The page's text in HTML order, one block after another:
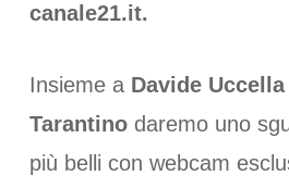
canale21.it.
Insieme a Davide
Tarantinodaremo uno
più belli con webcam